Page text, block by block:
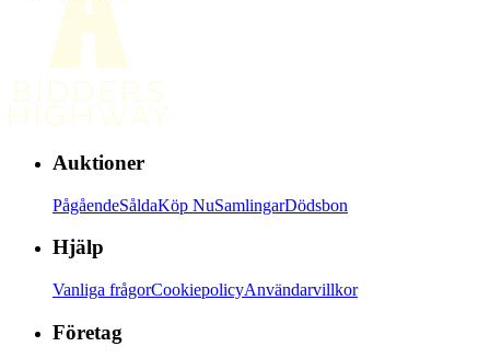
Auktioner
PågåendeSåldaKöp NuSamlingarDödsbon
Hjälp
Vanliga frågorCookiepolicyAnvändarvillkor
Företag